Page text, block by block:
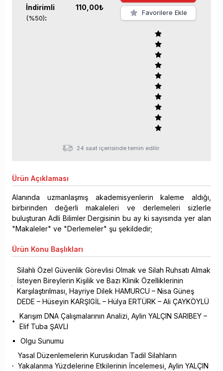
İndirimli
(%50):
110,00₺
Favorilere Ekle
24 saat içerisinde temin edilir.
Ürün Açıklaması
Alanında uzmanlaşmış akademisyenlerin kaleme aldığı,
birbirinden değerli makaleleri ve derlemeleri sizlerle
buluşturan Adli Bilimler Dergisinin bu ay ki sayısında yer alan
"Makaleler" ve "Derlemeler" şu şekildedir;
Ürün Konu Başlıkları
Silahlı Özel Güvenlik Görevlisi Olmak ve Silah Ruhsatı Almak
İsteyen Bireylerin Kişilik ve Bazı Klinik Özelliklerinin
Karşılaştırılması, Hayriye Dilek HAMURCU – Nisa Güneş
DEDE – Hüseyin KARŞIGİL – Hülya ERTÜRK – Ali ÇAYKÖYLÜ
Karışım DNA Çalışmalarının Analizi, Aylin YALÇIN SARIBEY –
Elif Tuba ŞAVLI
Olgu Sunumu
Yasal Düzenlemelerin Kurusıkıdan Tadil Silahların
Yakalanma Yüzdelerine Etkilerinin İncelemesi, Aylin YALÇIN